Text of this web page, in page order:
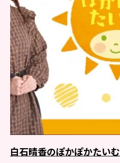
白石晴香のぽかぽかたいむ